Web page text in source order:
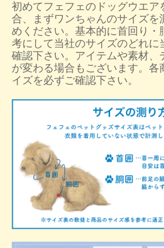
初めてフェフェのドッグウエア
合、まずワンちゃんのサイズを
めください。基本的に首回り・
考にして当社のサイズのどれに
確認下さい。アイテムや素材、
が変わる場合もございます。各
イズを必ずご確認下さい。